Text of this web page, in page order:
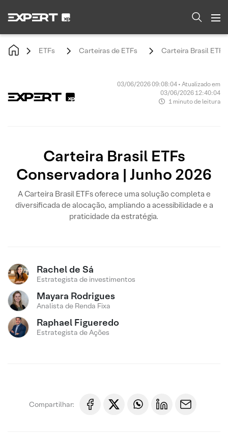
ETFs Carteiras de ETFs Carteira Brasil
03/06/2026 09:08:04 • Atualizado em
03/06/2026 12:40:04
1 minuto de leitura
Carteira Brasil ETFs
Conservadora | Junho 2026
A Carteira Brasil ETFs oferece uma solução completa e
diversificada de alocação, ampliando a acessibilidade e a
praticidade da estratégia.
Rachel de Sá
Estrategista de investimentos
Mayara Rodrigues
Analista de Renda Fixa
Raphael Figueredo
Estrategista de Ações
Compartilhar: